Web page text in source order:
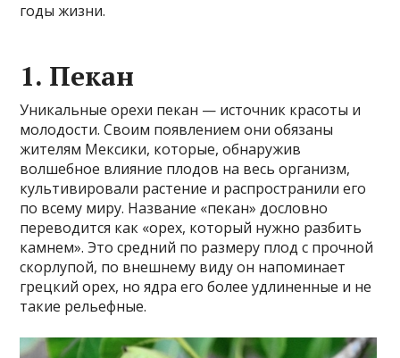
годы жизни.
1. Пекан
Уникальные орехи пекан — источник красоты и
молодости. Своим появлением они обязаны
жителям Мексики, которые, обнаружив
волшебное влияние плодов на весь организм,
культивировали растение и распространили его
по всему миру. Название «пекан» дословно
переводится как «орех, который нужно разбить
камнем». Это средний по размеру плод с прочной
скорлупой, по внешнему виду он напоминает
грецкий орех, но ядра его более удлиненные и не
такие рельефные.